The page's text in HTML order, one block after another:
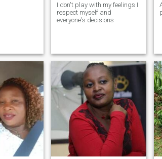
I don't play with my feelings I
respect myself and
everyone's decisions